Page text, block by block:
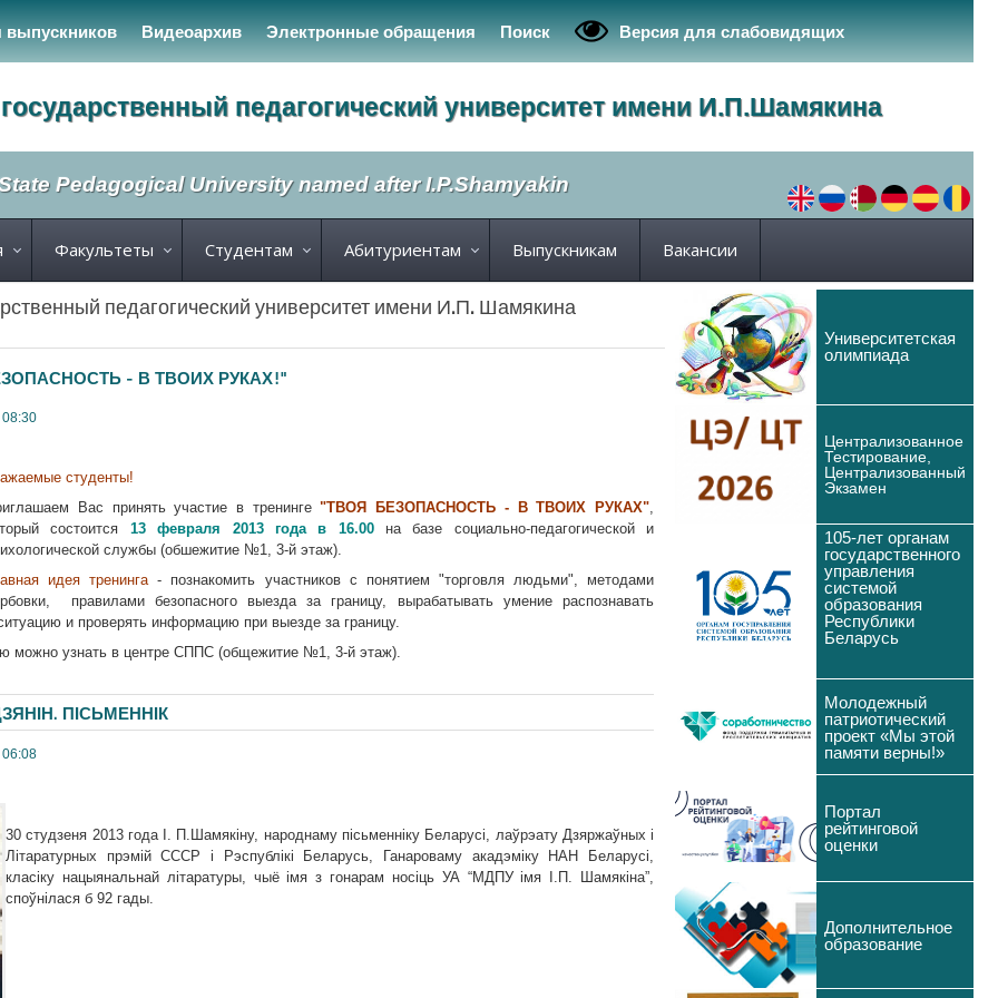
выпускников Видеоархив Электронные обращения Поиск Версия для слабовидящих
педагогический университет имени И.П.Шамякина
Pedagogical University named after I.P.Shamyakin
Факультеты Студентам Абитуриентам Выпускникам Вакансии
педагогический университет имени И.П. Шамякина
- В ТВОИХ РУКАХ!"
08:30
студенты!
Вас принять участие в тренинге"ТВОЯ БЕЗОПАСНОСТЬ - В ТВОИХ РУКАХ",
состоится 13 февраля 2013 года в 16.00на базе социально-педагогической и
службы (обшежитие №1, 3-й этаж).
идея тренинга- познакомить участников с понятием "торговля людьми", методами
правилами безопасного выезда за границу, вырабатывать умение распознавать
и проверять информацию при выезде за границу.
можно узнать в центре СППС (общежитие №1, 3-й этаж).
ПІСЬМЕННІК
06:08
30 студзеня 2013 года І. П.Шамякіну, народнаму пісьменніку Беларусі, лаўрэату Дзяржаўных і
Літаратурных прэмій СССР і Рэспублікі Беларусь, Ганароваму акадэміку НАН Беларусі,
класіку нацыянальнай літаратуры, чыё імя з гонарам носіць УА “МДПУ імя І.П. Шамякіна”,
споўнілася б 92 гады.
Университетская
олимпиада
Централизованное
Тестирование,
Централизованный
Экзамен
105-лет органам
государственного
управления
системой
образования
Республики
Беларусь
Молодежный
патриотический
проект «Мы этой
памяти верны!»
Портал
рейтинговой
оценки
Дополнительное
образование